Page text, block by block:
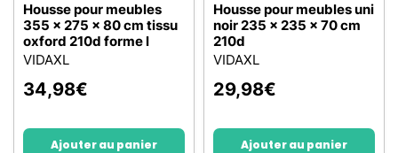
Housse pour meubles
355 x 275 x 80 cm tissu
oxford 210d forme l
VIDAXL
34,98€
Ajouter au panier
Housse pour meubles uni
noir 235 x 235 x 70 cm
210d
VIDAXL
29,98€
Ajouter au panier